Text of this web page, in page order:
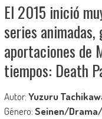
El 2015 inició
series
aportaciones de
tiempos: Death
Autor:Yuzuru
Género:Seinen/